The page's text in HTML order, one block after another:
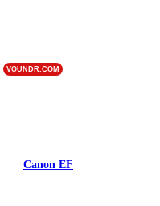
VOUNDR.COM
Canon EF